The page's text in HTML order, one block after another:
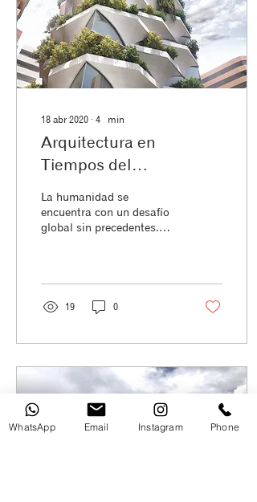
18 abr 2020 ∙ 4 min
Arquitectura en
Tiempos del
La humanidad se
encuentra con un desafío
global sin precedentes.
evidencia...
19 0
WhatsApp Email Instagram Phone